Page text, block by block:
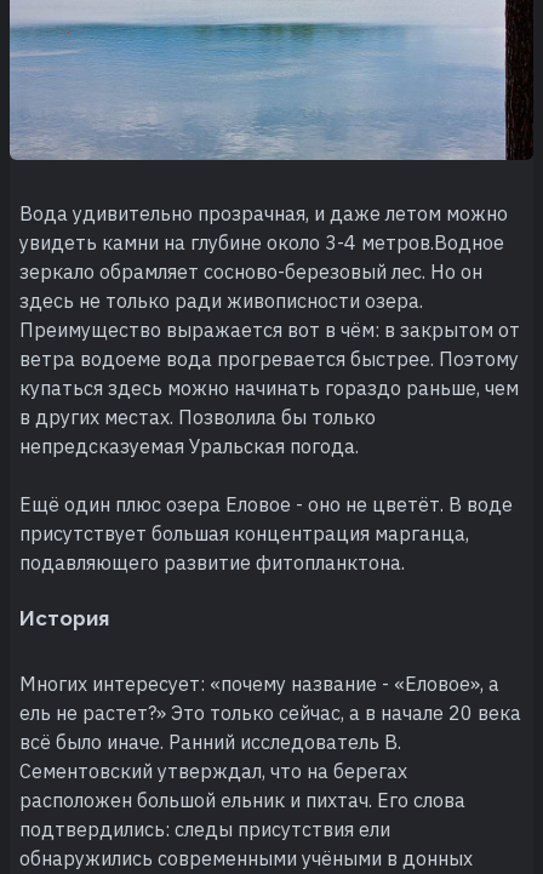
Вода удивительно прозрачная, и даже летом можно
увидеть камни на глубине около 3-4 метров.Водное
зеркало обрамляет сосново-березовый лес. Но он
здесь не только ради живописности озера.
Преимущество выражается вот в чём: в закрытом от
ветра водоеме вода прогревается быстрее. Поэтому
купаться здесь можно начинать гораздо раньше, чем
в других местах. Позволила бы только
непредсказуемая Уральская погода.
Ещё один плюс озера Еловое - оно не цветёт. В воде
присутствует большая концентрация марганца,
подавляющего развитие фитопланктона.
История
Многих интересует: «почему название - «Еловое», а
ель не растет?» Это только сейчас, а в начале 20 века
всё было иначе. Ранний исследователь В.
Сементовский утверждал, что на берегах
расположен большой ельник и пихтач. Его слова
подтвердились: следы присутствия ели
обнаружились современными учёными в донных